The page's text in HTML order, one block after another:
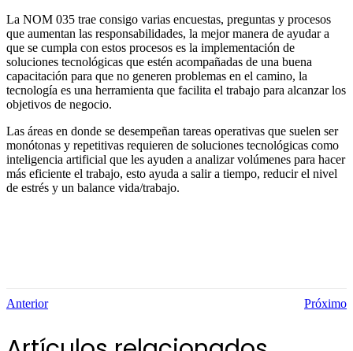
La NOM 035 trae consigo varias encuestas, preguntas y procesos
que aumentan las responsabilidades, la mejor manera de ayudar a
que se cumpla con estos procesos es la implementación de
soluciones tecnológicas que estén acompañadas de una buena
capacitación para que no generen problemas en el camino, la
tecnología es una herramienta que facilita el trabajo para alcanzar los
objetivos de negocio.
Las áreas en donde se desempeñan tareas operativas que suelen ser
monótonas y repetitivas requieren de soluciones tecnológicas como
inteligencia artificial que les ayuden a analizar volúmenes para hacer
más eficiente el trabajo, esto ayuda a salir a tiempo, reducir el nivel
de estrés y un balance vida/trabajo.
Anterior Próximo